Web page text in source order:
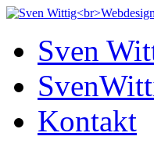
Sven
Kontakt